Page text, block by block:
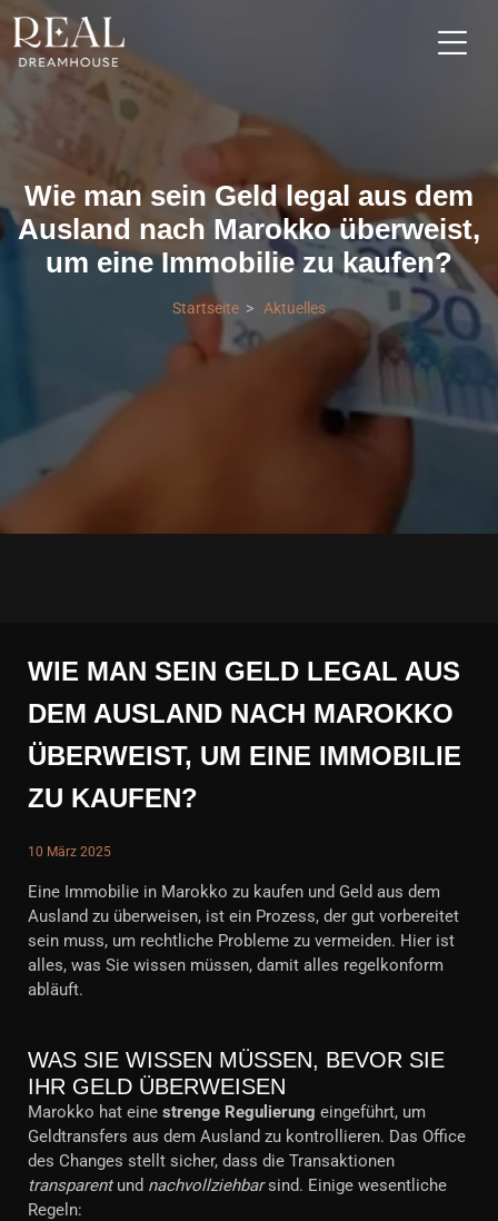
Wie man sein Geld legal aus dem
Ausland nach Marokko überweist,
um eine Immobilie zu kaufen?
Startseite Aktuelles
WIE MAN SEIN GELD LEGAL AUS
DEM AUSLAND NACH MAROKKO
ÜBERWEIST, UM EINE IMMOBILIE
ZU KAUFEN?
10 März 2025
Eine Immobilie in Marokko zu kaufen und Geld aus dem
Ausland zu überweisen, ist ein Prozess, der gut vorbereitet
sein muss, um rechtliche Probleme zu vermeiden. Hier ist
alles, was Sie wissen müssen, damit alles regelkonform
abläuft.
WAS SIE WISSEN MÜSSEN, BEVOR SIE
IHR GELD ÜBERWEISEN
Marokko hat eine strenge Regulierung eingeführt, um
Geldtransfers aus dem Ausland zu kontrollieren. Das Office
des Changes stellt sicher, dass die Transaktionen
transparentund nachvollziehbarsind. Einige wesentliche
Regeln: